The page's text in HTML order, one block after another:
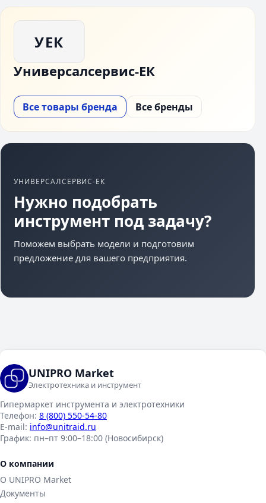
УЕК
Универсалсервис-ЕК
Все товары бренда Все бренды
УНИВЕРСАЛСЕРВИС-ЕК
Нужно подобрать
инструмент под задачу?
Поможем выбрать модели и подготовим
предложение для вашего предприятия.
UNIPRO Market
Электротехника и инструмент
Гипермаркет инструмента и электротехники
Телефон: 8 (800) 550-54-80
E-mail: info@unitraid.ru
График: пн–пт 9:00–18:00 (Новосибирск)
О компании
О UNIPRO Market
Документы